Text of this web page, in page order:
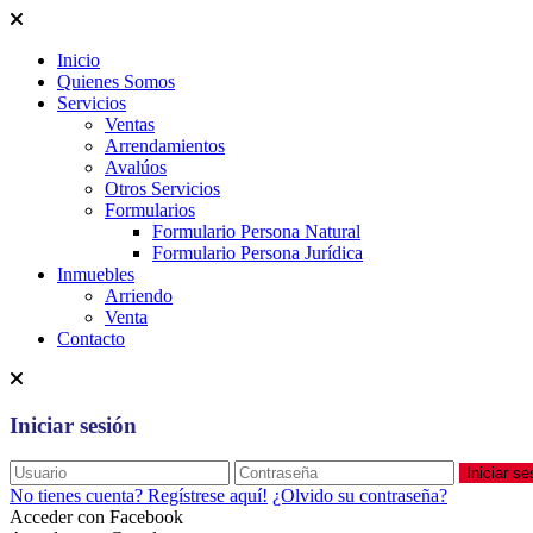
Inicio
Quienes Somos
Servicios
Ventas
Arrendamientos
Avalúos
Otros Servicios
Formularios
Formulario Persona Natural
Formulario Persona Jurídica
Inmuebles
Arriendo
Venta
Contacto
Iniciar sesión
Iniciar
No tienes cuenta? Regístrese aquí! ¿Olvido su contraseña?
Acceder con Facebook